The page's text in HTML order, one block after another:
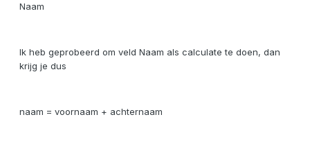
Naam
Ik heb geprobeerd om veld Naam als calculate te doen, dan
krijg je dus
naam = voornaam + achternaam